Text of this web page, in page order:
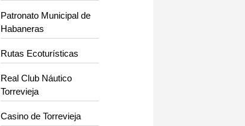
Patronato Municipal de
Habaneras
Rutas Ecoturísticas
Real Club Náutico
Torrevieja
Casino de Torrevieja